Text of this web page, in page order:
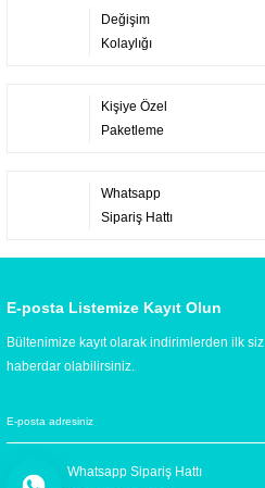
Değişim
Kolaylığı
Kişiye Özel
Paketleme
Whatsapp
Sipariş Hattı
E-posta Listemize Kayıt Olun
Bültenimize kayıt olarak indirimlerden ilk siz
haberdar olabilirsiniz.
Whatsapp Sipariş Hattı